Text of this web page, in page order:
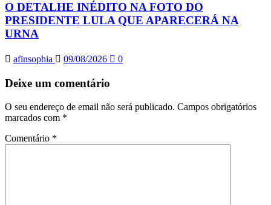
O DETALHE INÉDITO NA FOTO DO
PRESIDENTE LULA QUE APARECERÁ NA
URNA
afinsophia 09/08/2026 0
Deixe um comentário
O seu endereço de email não será publicado. Campos obrigatórios
marcados com *
Comentário *